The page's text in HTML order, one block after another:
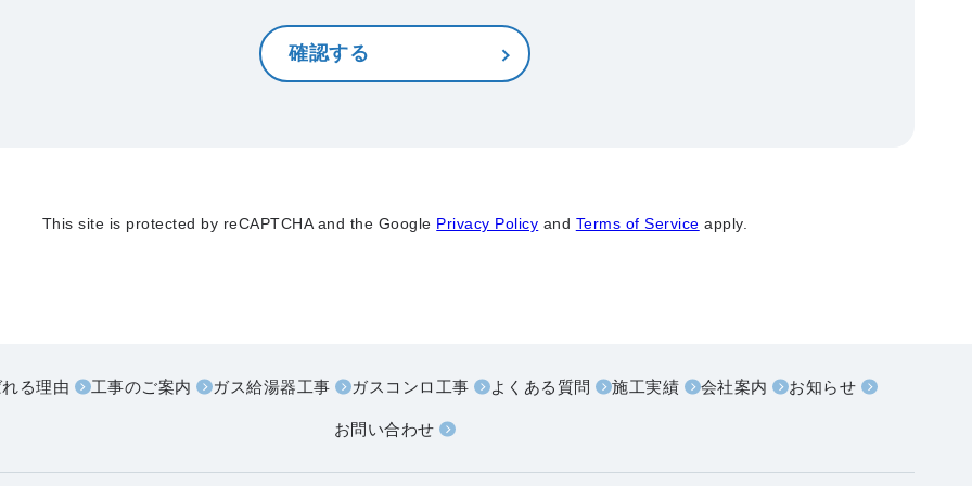
This site is protected by reCAPTCHA and the Google Privacy Policy and Terms of Service apply.
る理由 工事のご案内 ガス給湯器工事 ガスコンロ工事 よくある質問 施工実績 会社案内 お知らせ
お問い合わせ